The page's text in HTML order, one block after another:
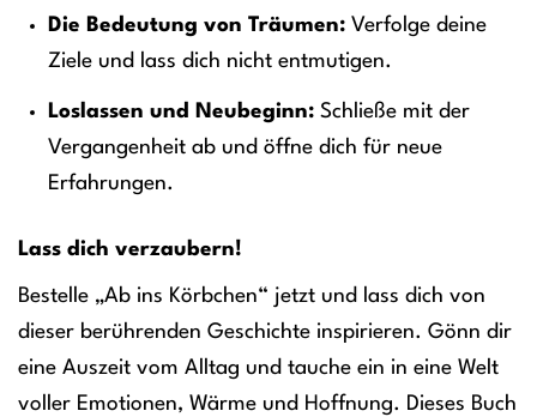
Die Bedeutung von Träumen:Verfolge deine
Ziele und lass dich nicht entmutigen.
Loslassen und Neubeginn:Schließe mit der
Vergangenheit ab und öffne dich für neue
Erfahrungen.
Lass dich verzaubern!
Bestelle „Ab ins Körbchen“ jetzt und lass dich von
dieser berührenden Geschichte inspirieren. Gönn dir
eine Auszeit vom Alltag und tauche ein in eine Welt
voller Emotionen, Wärme und Hoffnung. Dieses Buch